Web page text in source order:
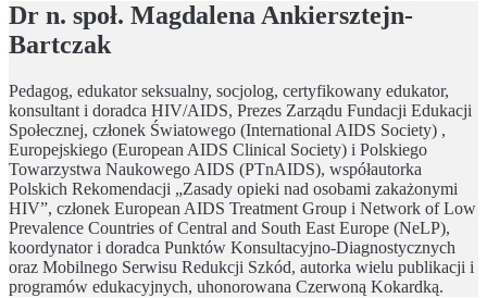
Dr n. społ. Magdalena Ankiersztejn-
Bartczak
Pedagog, edukator seksualny, socjolog, certyfikowany edukator,
konsultant i doradca HIV/AIDS, Prezes Zarządu Fundacji Edukacji
Społecznej, członek Światowego (International AIDS Society) ,
Europejskiego (European AIDS Clinical Society) i Polskiego
Towarzystwa Naukowego AIDS (PTnAIDS), współautorka
Polskich Rekomendacji „Zasady opieki nad osobami zakażonymi
HIV”, członek European AIDS Treatment Group i Network of Low
Prevalence Countries of Central and South East Europe (NeLP),
koordynator i doradca Punktów Konsultacyjno-Diagnostycznych
oraz Mobilnego Serwisu Redukcji Szkód, autorka wielu publikacji i
programów edukacyjnych, uhonorowana Czerwoną Kokardką.